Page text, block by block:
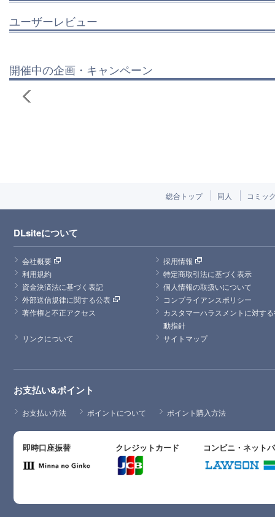
ユーザーレビュー
開催中の企画・キャンペーン
総合トップ 同人 コミッ
DLsiteについて
会社概要
採用情報
利用規約
特定商取引法に基づく表示
資金決済法に基づく表記
個人情報の取扱いについて
外部送信規律に関する公表
コンプライアンスポリシー
著作権と不正アクセス
カスタマーハラスメントに対す
動指針
リンクについて
サイトマップ
お支払い&ポイント
お支払い方法 ポイントについて ポイント購入方法
即時口座振替 クレジットカード コンビニ・ネット